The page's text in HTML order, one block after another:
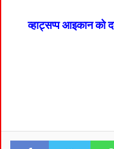
व्हाट्सप्प आइकान
Facebook